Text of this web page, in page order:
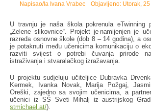
Objavljeno: Utorak,
Napisao/la Ivana Vrabec
U travnju je naša škola pokrenula eTwinning
„Zelene slikovnice“. Projekt je namijenjen je
razreda osnovne škole (dob 8 – 14 godina), a
je potaknuti među učenicima komunikaciju o
razviti svijest o potrebi čuvanja prirode na
istraživanja i stvaralačkog izražavanja.
U projektu sudjeluju učiteljice Dubravka
Kermek, Ivanka Novak, Marija Požgaj,
Oreški, zajedno sa svojim učenicima, a
učenici iz SŠ Sveti Mihalj iz austrijskog
stmichael.at/).